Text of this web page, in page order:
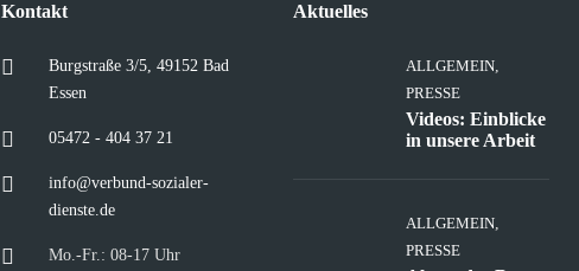
Kontakt
Burgstraße 3/5, 49152 Bad
Essen
05472 - 404 37 21
info@verbund-sozialer-
dienste.de
Mo.-Fr.: 08-17 Uhr
Aktuelles
ALLGEMEIN,
PRESSE
Videos: Einblicke
in unsere Arbeit
ALLGEMEIN,
PRESSE